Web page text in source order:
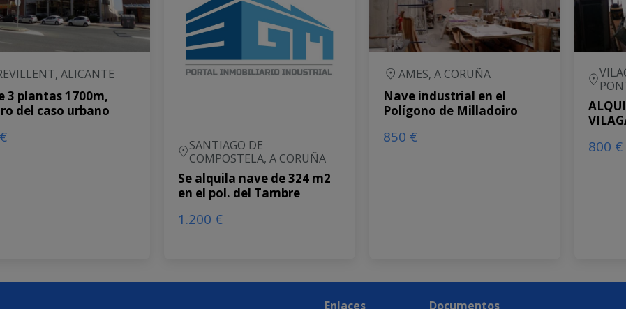
ALICANTE
3 plantas 1700m,
del caso urbano
SANTIAGO DE
COMPOSTELA, A CORUÑA
Se alquila nave de 324 m2
en el pol. del Tambre
1.200 €
AMES, A CORUÑA
Nave industrial en el
Polígono de Milladoiro
850 €
800 €
Enlaces Documentos